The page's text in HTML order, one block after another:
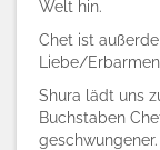
Welt hin.
Chet ist
Liebe/Erbarmen,
Shura lädt uns
Buchstaben